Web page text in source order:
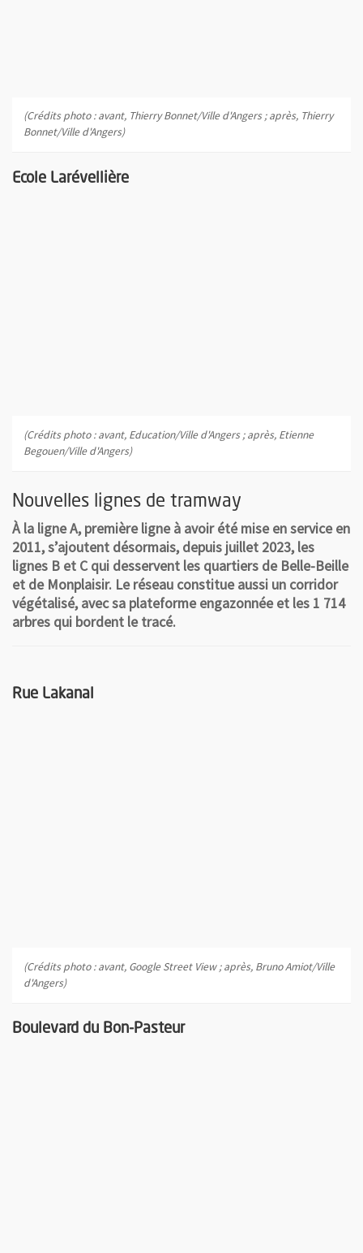
(Crédits photo : avant, Thierry Bonnet/Ville d'Angers ; après, Thierry
Bonnet/Ville d'Angers)
Ecole Larévellière
(Crédits photo : avant, Education/Ville d'Angers ; après, Etienne
Begouen/Ville d'Angers)
Nouvelles lignes de tramway
À la ligne A, première ligne à avoir été mise en service en
2011, s’ajoutent désormais, depuis juillet 2023, les
lignes B et C qui desservent les quartiers de Belle-Beille
et de Monplaisir. Le réseau constitue aussi un corridor
végétalisé, avec sa plateforme engazonnée et les 1 714
arbres qui bordent le tracé.
Rue Lakanal
(Crédits photo : avant, Google Street View ; après, Bruno Amiot/Ville
d'Angers)
Boulevard du Bon-Pasteur